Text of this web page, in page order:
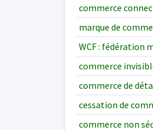
commerce
marque de
WCF : fédération
commerce
commerce de
cessation de
commerce non